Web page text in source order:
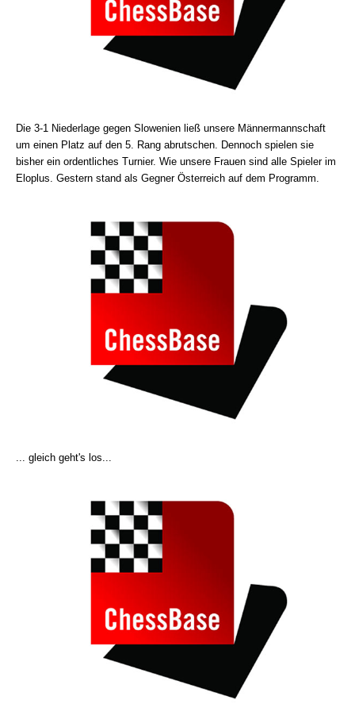
Die 3-1 Niederlage gegen Slowenien ließ unsere Männermannschaft
um einen Platz auf den 5. Rang abrutschen. Dennoch spielen sie
bisher ein ordentliches Turnier. Wie unsere Frauen sind alle Spieler im
Eloplus. Gestern stand als Gegner Österreich auf dem Programm.
... gleich geht's los...